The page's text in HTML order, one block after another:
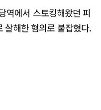
역에서 스토킹해왔던 피
살해한 혐의로 붙잡혔다.